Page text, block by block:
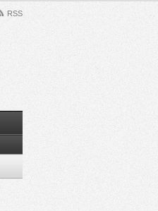
RSS